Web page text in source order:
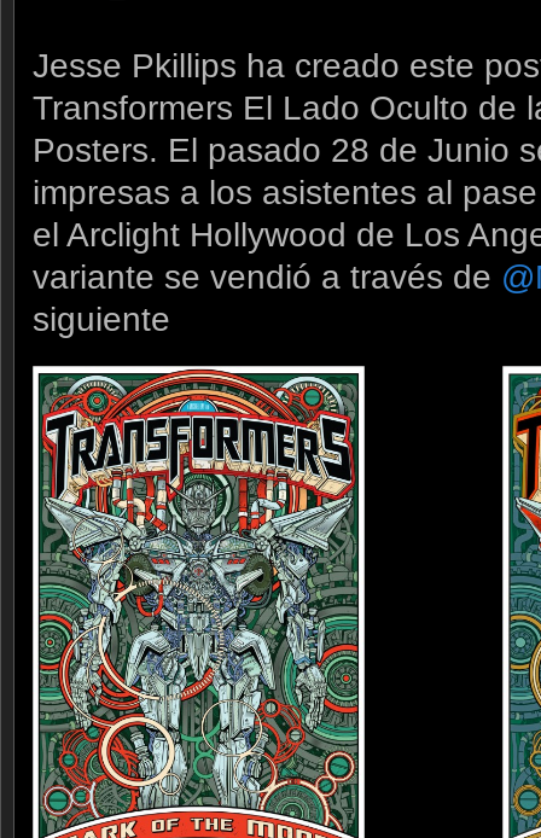
Jesse Pkillips ha creado este
Transformers El Lado Oculto de
Posters. El pasado 28 de Junio
impresas a los asistentes al
el Arclight Hollywood de Los
variante se vendió a través de
siguiente